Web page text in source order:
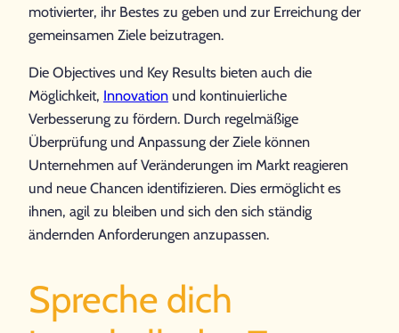
motivierter, ihr Bestes zu geben und zur Erreichung der
gemeinsamen Ziele beizutragen.
Die Objectives und Key Results bieten auch die
Möglichkeit, Innovation und kontinuierliche
Verbesserung zu fördern. Durch regelmäßige
Überprüfung und Anpassung der Ziele können
Unternehmen auf Veränderungen im Markt reagieren
und neue Chancen identifizieren. Dies ermöglicht es
ihnen, agil zu bleiben und sich den sich ständig
ändernden Anforderungen anzupassen.
Spreche dich